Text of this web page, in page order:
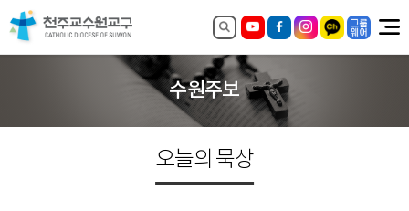
수원주보
오늘의 묵상